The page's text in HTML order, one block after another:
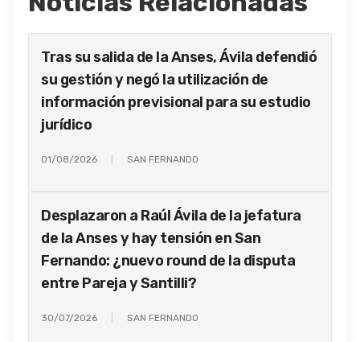
Tras su salida de la Anses, Ávila defendió
su gestión y negó la utilización de
información previsional para su estudio
jurídico
01/08/2026 SAN FERNANDO
Desplazaron a Raúl Ávila de la jefatura
de la Anses y hay tensión en San
Fernando: ¿nuevo round de la disputa
entre Pareja y Santilli?
30/07/2026 SAN FERNANDO